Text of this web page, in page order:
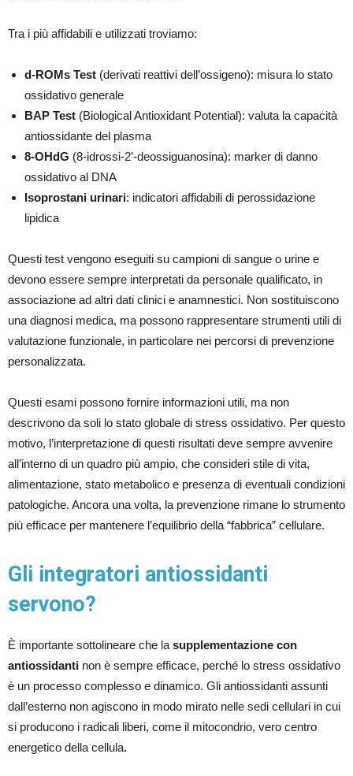
Tra i più affidabili e utilizzati troviamo:
d-ROMs Test (derivati reattivi dell’ossigeno): misura lo stato
ossidativo generale
BAP Test (Biological Antioxidant Potential): valuta la capacità
antiossidante del plasma
8-OHdG (8-idrossi-2’-deossiguanosina): marker di danno
ossidativo al DNA
Isoprostani urinari: indicatori affidabili di perossidazione
lipidica
Questi test vengono eseguiti su campioni di sangue o urine e
devono essere sempre interpretati da personale qualificato, in
associazione ad altri dati clinici e anamnestici. Non sostituiscono
una diagnosi medica, ma possono rappresentare strumenti utili di
valutazione funzionale, in particolare nei percorsi di prevenzione
personalizzata.
Questi esami possono fornire informazioni utili, ma non
descrivono da soli lo stato globale di stress ossidativo. Per questo
motivo, l’interpretazione di questi risultati deve sempre avvenire
all’interno di un quadro più ampio, che consideri stile di vita,
alimentazione, stato metabolico e presenza di eventuali condizioni
patologiche. Ancora una volta, la prevenzione rimane lo strumento
più efficace per mantenere l’equilibrio della “fabbrica” cellulare.
Gli integratori antiossidanti
servono?
È importante sottolineare che la supplementazione con
antiossidanti non è sempre efficace, perché lo stress ossidativo
è un processo complesso e dinamico. Gli antiossidanti assunti
dall’esterno non agiscono in modo mirato nelle sedi cellulari in cui
si producono i radicali liberi, come il mitocondrio, vero centro
energetico della cellula.